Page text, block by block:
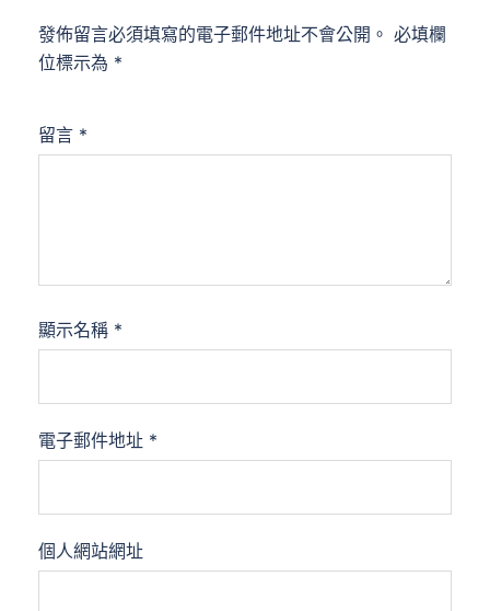
發佈留言必須填寫的電子郵件地址不會公開。 必填欄
位標示為 *
留言 *
顯示名稱 *
電子郵件地址 *
個人網站網址